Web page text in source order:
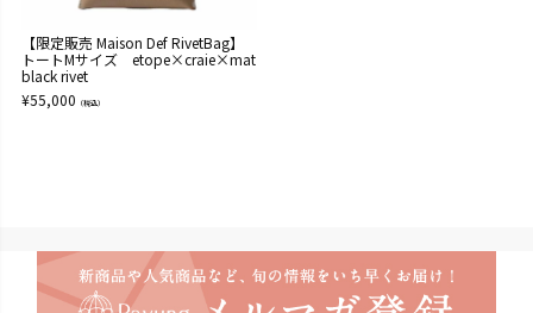
【限定販売 Maison Def RivetBag】
トートMサイズ etope×craie×mat
black rivet
¥55,000 （税込）